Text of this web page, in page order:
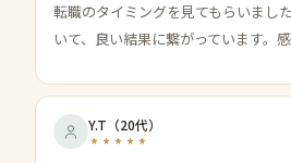
転職のタイミングを見てもらいまし
いて、良い結果に繋がっています。
Y.T （20代）